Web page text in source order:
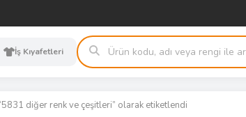
İş Kıyafetleri
diğer renk ve çeşitleri” olarak etiketlendi